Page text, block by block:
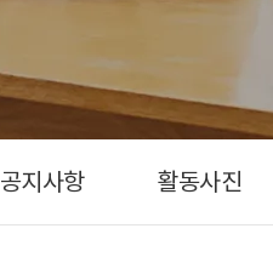
공지사항 활동사진